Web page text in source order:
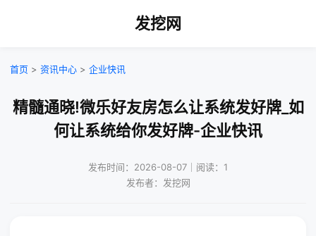
发挖网
首页 > 资讯中心 > 企业快讯
精髓通晓!微乐好友房怎么让系统发好牌_如
何让系统给你发好牌-企业快讯
发布时间：2026-08-07｜阅读：1
发布者：发挖网